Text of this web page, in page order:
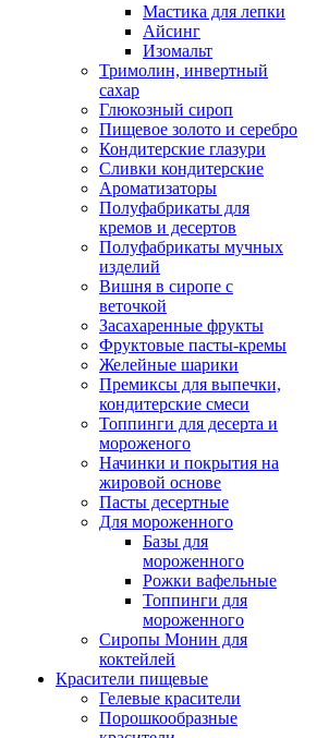
Мастика для лепки
Айсинг
Изомальт
Тримолин, инвертный
сахар
Глюкозный сироп
Пищевое золото и серебро
Кондитерские глазури
Сливки кондитерские
Ароматизаторы
Полуфабрикаты для
кремов и десертов
Полуфабрикаты мучных
изделий
Вишня в сиропе с
веточкой
Засахаренные фрукты
Фруктовые пасты-кремы
Желейные шарики
Премиксы для выпечки,
кондитерские смеси
Топпинги для десерта и
мороженого
Начинки и покрытия на
жировой основе
Пасты десертные
Для мороженного
Базы для
мороженного
Рожки вафельные
Топпинги для
мороженного
Сиропы Монин для
коктейлей
Красители пищевые
Гелевые красители
Порошкообразные